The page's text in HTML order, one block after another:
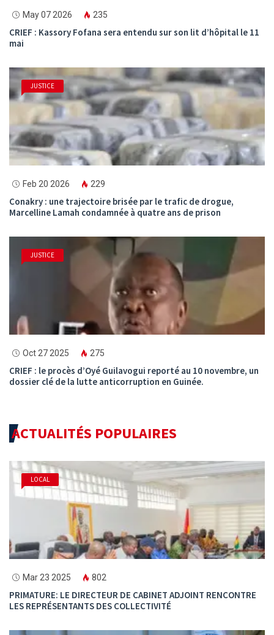
May 07 2026 235
CRIEF : Kassory Fofana sera entendu sur son lit d’hôpital le 11
mai
JUSTICE
Feb 20 2026 229
Conakry : une trajectoire brisée par le trafic de drogue,
Marcelline Lamah condamnée à quatre ans de prison
JUSTICE
Oct 27 2025 275
CRIEF : le procès d’Oyé Guilavogui reporté au 10 novembre, un
dossier clé de la lutte anticorruption en Guinée.
ACTUALITÉS POPULAIRES
LOCAL
Mar 23 2025 802
PRIMATURE: LE DIRECTEUR DE CABINET ADJOINT RENCONTRE
LES REPRÉSENTANTS DES COLLECTIVITÉ